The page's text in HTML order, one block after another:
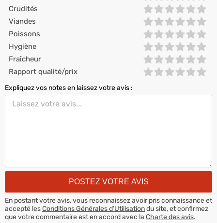
Crudités
Viandes
Poissons
Hygiène
Fraîcheur
Rapport qualité/prix
Expliquez vos notes en laissez votre avis :
En postant votre avis, vous reconnaissez avoir pris connaissance et
accepté lesConditions Générales d’Utilisationdu site, et confirmez
que votre commentaire est en accord avec la Charte des avis.